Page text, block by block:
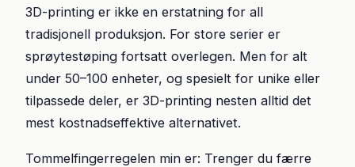
3D-printing er ikke en erstatning for all
tradisjonell produksjon. For store serier er
sprøytestøping fortsatt overlegen. Men for alt
under 50–100 enheter, og spesielt for unike eller
tilpassede deler, er 3D-printing nesten alltid det
mest kostnadseffektive alternativet.
Tommelfingerregelen min er: Trenger du færre